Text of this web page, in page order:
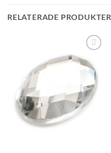
RELATERADE PRODUKTER